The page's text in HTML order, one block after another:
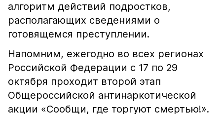
алгоритм действий подростков,
располагающих сведениями о
готовящемся преступлении.
Напомним, ежегодно во всех регионах
Российской Федерации с 17 по 29
октября проходит второй этап
Общероссийской антинаркотической
акции «Сообщи, где торгуют смертью!».